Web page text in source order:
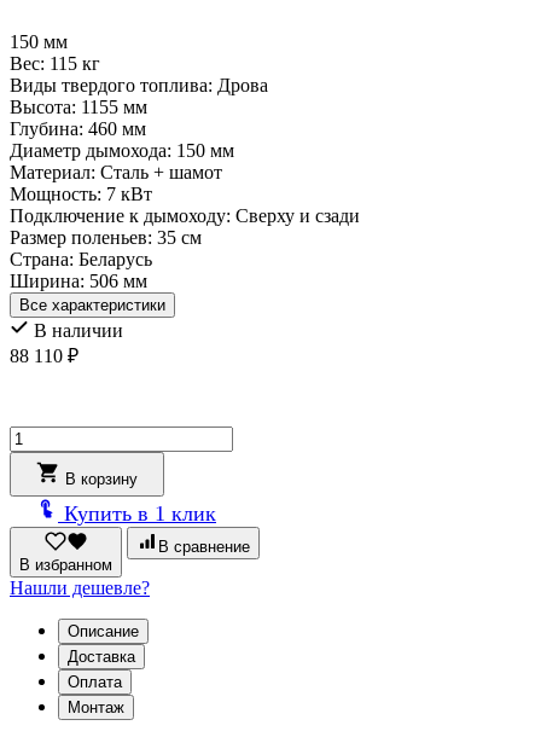
150 мм
Вес: 115 кг
Виды твердого топлива: Дрова
Высота: 1155 мм
Глубина: 460 мм
Диаметр дымохода: 150 мм
Материал: Сталь + шамот
Мощность: 7 кВт
Подключение к дымоходу: Сверху и сзади
Размер поленьев: 35 см
Страна: Беларусь
Ширина: 506 мм
Все характеристики
В наличии
88 110 ₽
Количество
товара
Печь-
Камин
Неман
В корзину
Купить в 1 клик
В избранном
В сравнение
Нашли дешевле?
Описание
Доставка
Оплата
Монтаж